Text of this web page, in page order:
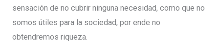
sensación de no cubrir ninguna necesidad, como que no
somos útiles para la sociedad, por ende no
obtendremos riqueza.